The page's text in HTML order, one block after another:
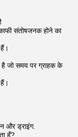
संतोषजनक होने का
है जो समय पर ग्राहक के
और ड्राइंग.
हूँ?